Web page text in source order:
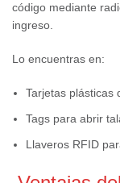
código mediante
ingreso.
Lo encuentras en:
Tarjetas plásticas
Tags para abrir
Llaveros RFID